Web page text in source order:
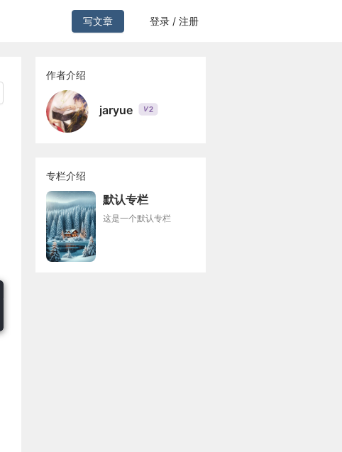
写文章 登录 / 注册
作者介绍
jaryue V2
专栏介绍
默认专栏
这是一个默认专栏